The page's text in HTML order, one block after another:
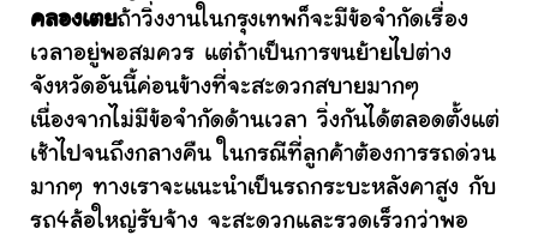
คลองเตยถ้าวิ่งงานในกรุงเทพก็จะมีข้อจำกัดเรื่อง
เวลาอยู่พอสมควร แต่ถ้าเป็นการขนย้ายไปต่าง
จังหวัดอันนี้ค่อนข้างที่จะสะดวกสบายมากๆ
เนื่องจากไม่มีข้อจำกัดด้านเวลา วิ่งกันได้ตลอดตั้งแต่
เช้าไปจนถึงกลางคืน ในกรณีที่ลูกค้าต้องการรถด่วน
มากๆ ทางเราจะแนะนำเป็นรถกระบะหลังคาสูง กับ
รถ4ล้อใหญ่รับจ้าง จะสะดวกและรวดเร็วกว่าพอ